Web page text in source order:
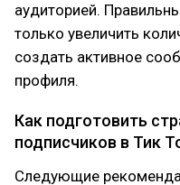
аудиторией.
только увеличить
создать активное
профиля.
Как подготовить
подписчиков в Тик
Следующие